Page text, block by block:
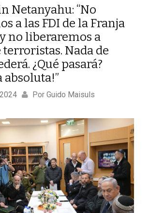
Netanyahu: “No
a las FDI de la Franja
no liberaremos a
Nada de
¿Qué pasará?
absoluta!”
Por Guido Maisuls